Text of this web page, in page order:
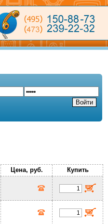
Цена, руб. Купить